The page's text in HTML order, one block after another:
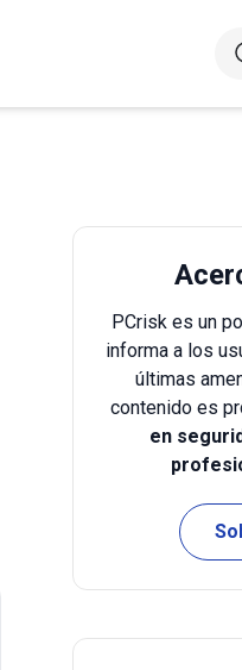
PCrisk es un
informa a los
últimas
contenido es
en